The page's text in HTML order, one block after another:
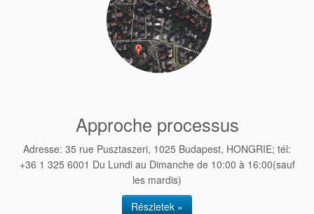
Approche processus
Adresse: 35 rue Pusztaszeri, 1025 Budapest, HONGRIE; tél:
+36 1 325 6001 Du Lundi au Dimanche de 10:00 à 16:00(sauf
les mardis)
Részletek »